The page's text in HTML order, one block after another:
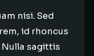
nisi. Sed
id rhoncus
Nulla sagittis